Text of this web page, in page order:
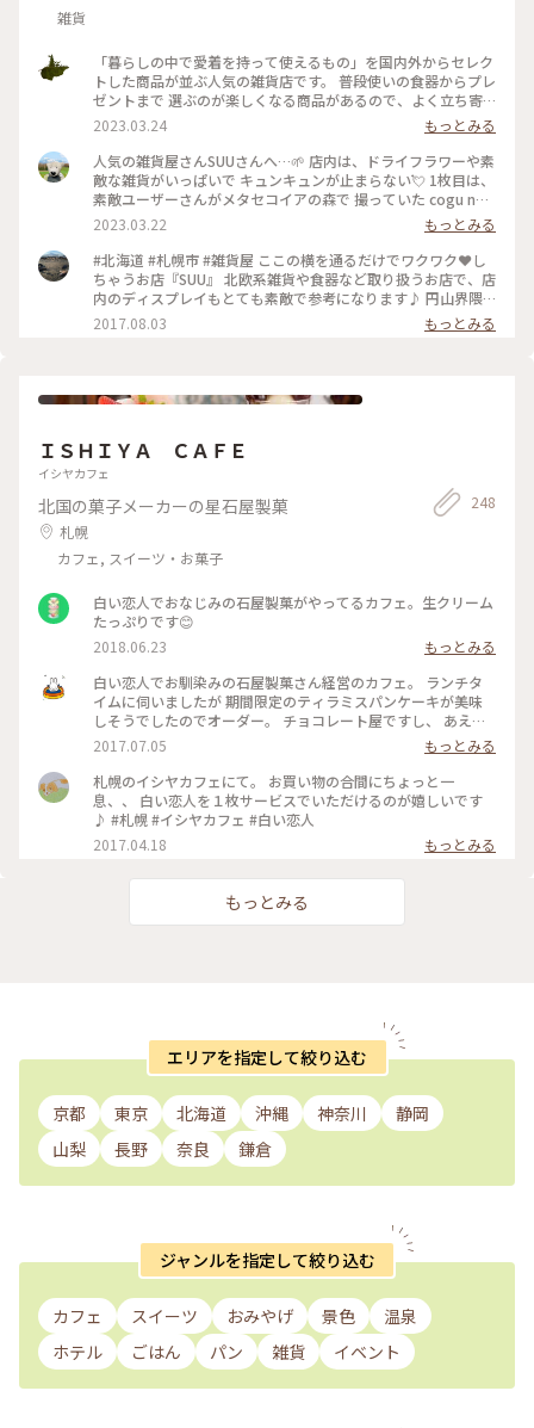
雑貨
「暮らしの中で愛着を持って使えるもの」を国内外からセレク
トした商品が並ぶ人気の雑貨店です。 普段使いの食器からプレ
ゼントまで 選ぶのが楽しくなる商品があるので、よく立ち寄
ります。 この日も素敵な出会いが！！ 素敵ユーザーさんの投
稿で気になっていた 「cogu no mori 」のツリーに出会えまし
た🌲 ２種類ありましたが、また出会えますように・・と 1本の
ツリーをお家のリビングに💓 こちらの大通西16丁目店は、大
通公園からもちょっと外れていますが、札幌駅のステラプレイ
楽しい時間 #私のことりっぷ旅 #Myことりっぷ #セレクトショ
ップ #西18丁目界隈 #素敵な出会い #お友だちと再会 #プレゼ
ント探し
2023.03.24
もっとみる
人気の雑貨屋さんSUUさんへ…🌱 店内は、ドライフラワーや素
敵な雑貨がいっぱいで キュンキュンが止まらない💘 1枚目は、
素敵ユーザーさんがメタセコイアの森で 撮っていた cogu no
moriのミニツリー🌲 1本ずつ木工職人さんが丁寧に1人で作ら
れているツリーだそうです❣️ 細かい部分まで、丁寧に作られて
いて…とっても美しい✨✨✨ 前回入荷した時も、お客さんが並
んだそうで… 入荷しても 即 売り切れたそうですよ‼️ たまたま
あったのは、奇跡かもと…🫢✨✨ かなり人気のツリーなので 私
も買おうかと かなり迷いましたが… なんせ家には、くまたん
がたくさん居るので 帰るまでに悩んで それでも欲しかったら
おすすめしますよ❣️ 2023.3.3 #私のことりっぷ旅 #Myことりっ
ドキ #SUU #久しぶりの再会 #ありがとうございます #円山散
策 #人気の雑貨屋さん #kogunomori #ミニツリー #ドライフ
ラワー
2023.03.22
もっとみる
#北海道 #札幌市 #雑貨屋 ここの横を通るだけでワクワク❤️し
ちゃうお店『SUU』 北欧系雑貨や食器など取り扱うお店で、店
内のディスプレイもとても素敵で参考になります♪ 円山界隈
は、やっぱり洒落てるお店が多い♪ じゃ、したっけぇ〜(*˙꒳
˙*)‧⁺✧︎*
2017.08.03 もっとみる
ＩＳＨＩＹＡ ＣＡＦＥ
イシヤカフェ
北国の菓子メーカーの星石屋製菓
札幌
カフェ, スイーツ・お菓子
248
白い恋人でおなじみの石屋製菓がやってるカフェ。生クリーム
たっぷりです😊
2018.06.23
もっとみる
白い恋人でお馴染みの石屋製菓さん経営のカフェ。 ランチタ
イムに伺いましたが 期間限定のティラミスパンケーキが美味
しそうでしたのでオーダー。 チョコレート屋ですし、 あえて
ドリンクはアイスショコラにしました。 エスプレッソも付い
ていて、大人の味でした(^ ^) 食べきれなかったけど💧 #パンケ
ーキ #ティラミスパンケーキ
2017.07.05
もっとみる
札幌のイシヤカフェにて。 お買い物の合間にちょっと一
息、、 白い恋人を１枚サービスでいただけるのが嬉しいです
♪ #札幌 #イシヤカフェ #白い恋人
2017.04.18
もっとみる
もっとみる
エリアを指定して絞り込む
京都 東京 北海道 沖縄 神奈川
静岡
山梨
長野 奈良 鎌倉
ジャンルを指定して絞り込む
カフェ スイーツ おみやげ 景色
温泉
ホテル
ごはん パン 雑貨 イベント